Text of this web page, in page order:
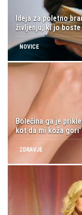
Ideja za poletno
življenju, ki jo
NOVICE
Bolečina ga je
kot da mi koža gori'
ZDRAVJE